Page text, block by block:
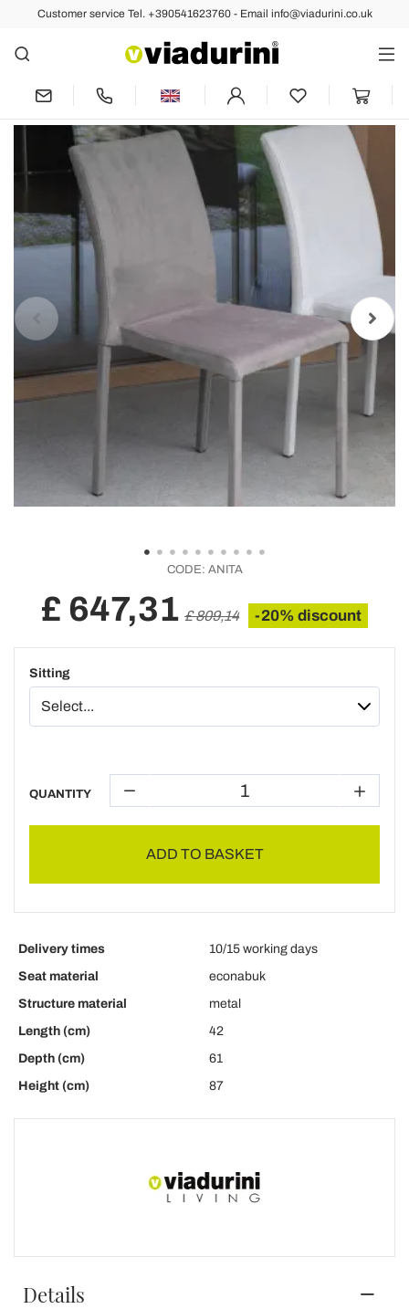
Customer service Tel. +390541623760 - Email info@viadurini.co.uk
Back Previous Next
Metal Dining Chair Covered in Colored
Econabuk, 4 Pieces - Anita
CODE: ANITA
£ 647,31 £ 809,14 -20% discount
Sitting
QUANTITY
ADD TO BASKET
Delivery times
10/15 working days
Seat material
econabuk
Structure material
metal
Length (cm)
42
Depth (cm)
61
Height (cm)
87
Details